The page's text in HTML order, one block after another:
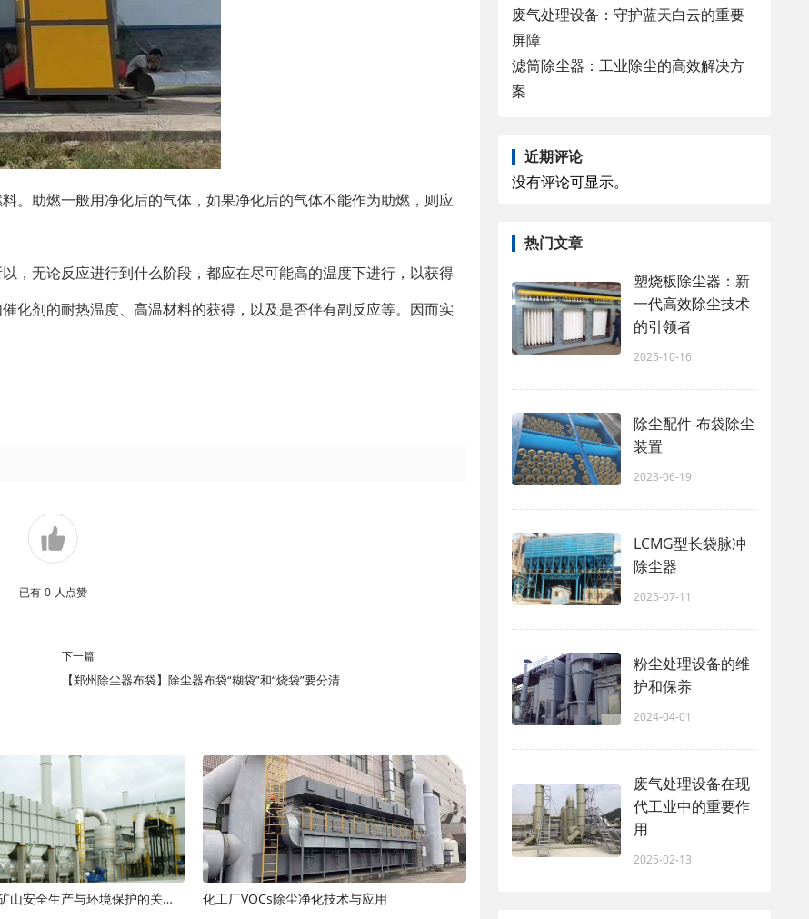
。助燃一般用净化后的气体，如果净化后的气体不能作为助燃，则应
，无论反应进行到什么阶段，都应在尽可能高的温度下进行，以获得
化剂的耐热温度、高温材料的获得，以及是否伴有副反应等。因而实
已有 0 人点赞
下一篇
【郑州除尘器布袋】除尘器布袋“糊袋”和“烧袋”要分清
矿山除尘器：矿山安全生产与环境保护的关键装备 化工厂VOCs除尘净化技术与应用
废气处理设备：守护蓝天白云的重要
屏障
滤筒除尘器：工业除尘的高效解决方
案
近期评论
没有评论可显示。
热门文章
塑烧板除尘器：新
一代高效除尘技术
的引领者
2025-10-16
除尘配件-布袋除尘
装置
2023-06-19
LCMG型长袋脉冲
除尘器
2025-07-11
粉尘处理设备的维
护和保养
2024-04-01
废气处理设备在现
代工业中的重要作
用
2025-02-13